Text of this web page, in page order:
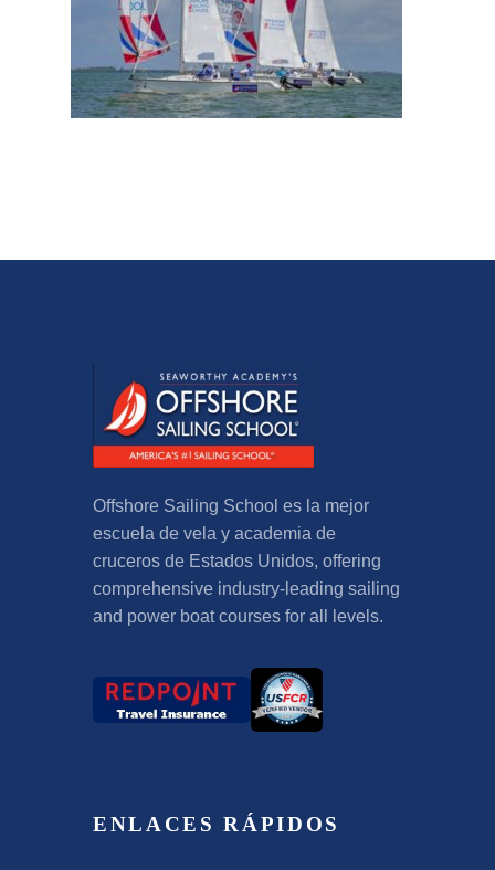
Offshore Sailing School es la mejor
escuela de vela y academia de
cruceros de Estados Unidos, offering
comprehensive industry-leading sailing
and power boat courses for all levels.
ENLACES RÁPIDOS